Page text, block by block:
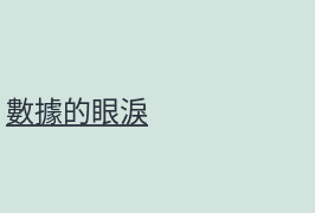
數據的眼淚